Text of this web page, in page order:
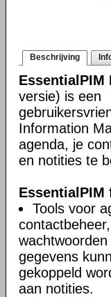
Beschrijving
EssentialPIM
versie) is een
Information
agenda, je
en notities te
EssentialPIM
Tools voor
gegevens
gekoppeld
aan notities.